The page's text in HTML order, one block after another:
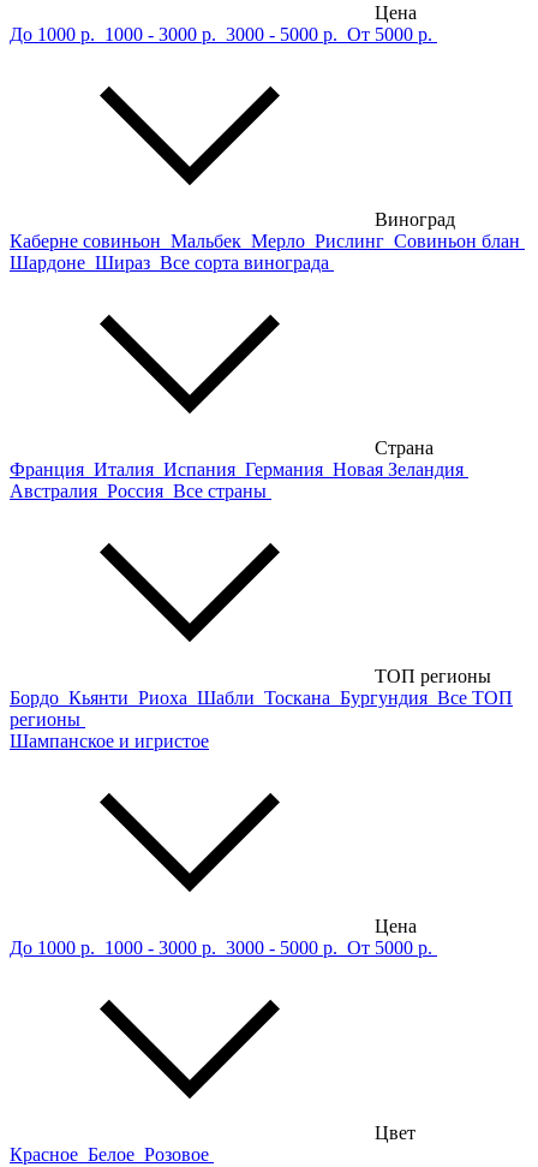
Цена
До 1000 р. 1000 - 3000 р. 3000 - 5000 р. От 5000 р.
Виноград
Каберне совиньон Мальбек Мерло Рислинг Совиньон блан
Шардоне Шираз Все сорта винограда
Страна
Франция Италия Испания Германия Новая Зеландия
Австралия Россия Все страны
ТОП регионы
Бордо Кьянти Риоха Шабли Тоскана Бургундия Все ТОП
регионы
Шампанское и игристое
Цена
До 1000 р. 1000 - 3000 р. 3000 - 5000 р. От 5000 р.
Цвет
Красное Белое Розовое